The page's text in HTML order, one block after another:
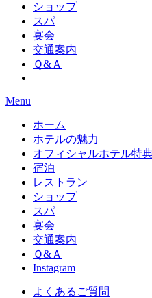
ショップ
スパ
宴会
交通案内
Ｑ&Ａ
Menu
ホーム
ホテルの魅力
オフィシャルホテル特
宿泊
レストラン
ショップ
スパ
宴会
交通案内
Ｑ&Ａ
Instagram
よくあるご質問